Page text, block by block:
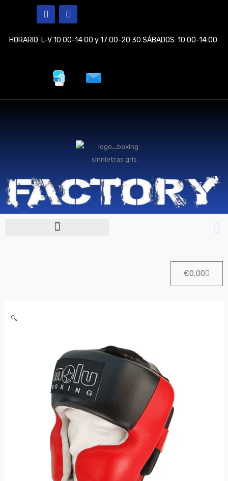
F
a
e
b
I
n
t
a
HORARIO: L-V 10:00-14:00 y 17:00-20:30 SÁBADOS: 10:00-14:00
€0,00Cart
🔍Profesional